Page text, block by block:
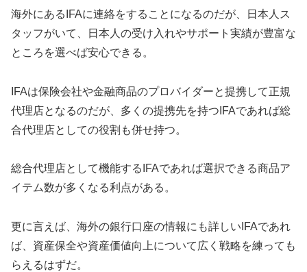
海外にあるIFAに連絡をすることになるのだが、日本人ス
タッフがいて、日本人の受け入れやサポート実績が豊富な
ところを選べば安心できる。
IFAは保険会社や金融商品のプロバイダーと提携して正規
代理店となるのだが、多くの提携先を持つIFAであれば総
合代理店としての役割も併せ持つ。
総合代理店として機能するIFAであれば選択できる商品ア
イテム数が多くなる利点がある。
更に言えば、海外の銀行口座の情報にも詳しいIFAであれ
ば、資産保全や資産価値向上について広く戦略を練っても
らえるはずだ。